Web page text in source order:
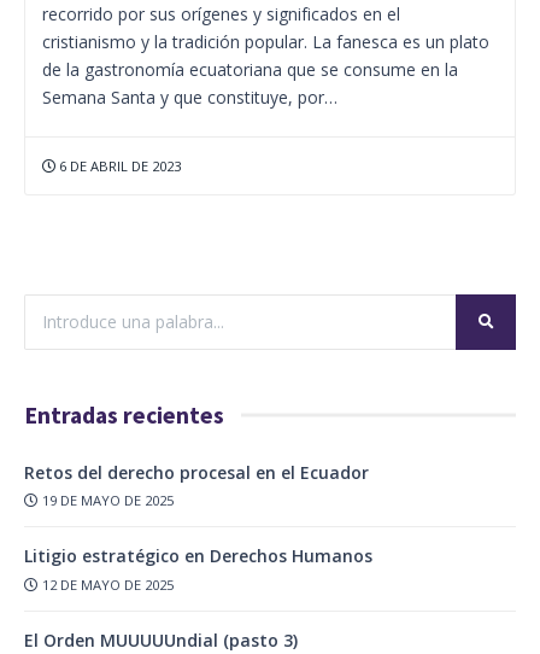
recorrido por sus orígenes y significados en el
cristianismo y la tradición popular. La fanesca es un plato
de la gastronomía ecuatoriana que se consume en la
Semana Santa y que constituye, por…
6 DE ABRIL DE 2023
Entradas recientes
Retos del derecho procesal en el Ecuador
19 DE MAYO DE 2025
Litigio estratégico en Derechos Humanos
12 DE MAYO DE 2025
El Orden MUUUUUndial (pasto 3)